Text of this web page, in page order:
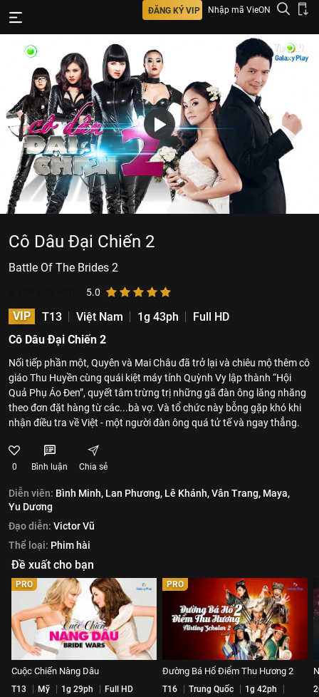
ĐĂNG KÝ VIP Nhập mã VieON
Cô Dâu Đại Chiến 2
Battle Of The Brides 2
5.0
VIP T13 Việt Nam 1g 43ph
Full HD
Cô Dâu Đại Chiến 2
Nối tiếp phần một, Quyên và Mai Châu đã trở lại và chiêu mộ thêm cô
giáo Thu Huyền cùng quái kiệt máy tính Quỳnh Vy lập thành “Hội
Quả Phụ Áo Đen”, quyết tâm trừng trị những gã đàn ông lăng nhăng
theo đơn đặt hàng từ các...bà vợ. Và tổ chức này bỗng gặp khó khi
nhận điều tra về Việt - một người đàn ông quá tử tế và ngay thẳng.
0 Bình luận Chia sẻ
Diễn viên: Bình Minh, Lan Phương, Lê Khánh,Vân Trang, Maya,
Yu Dương
Đạo diễn: Victor Vũ
Thể loại: Phim hài
Đề xuất cho bạn
PRO
Cuộc Chiến Nàng Dâu
T13 Mỹ 1g 29ph Full HD
PRO
Đường Bá Hổ Điểm Thu Hương 2
T16 Trung Quốc
1g 42ph